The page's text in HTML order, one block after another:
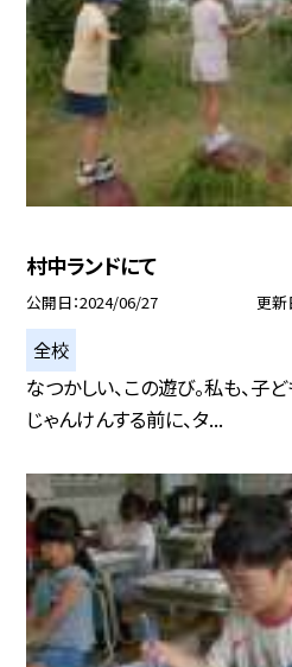
村中ランドにて
公開日 2024/06/27 更新
全校
なつかしい、この遊び。私も、子
じゃんけんする前に、タ...